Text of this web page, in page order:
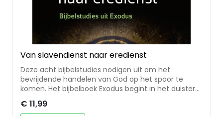
Van slavendienst naar eredienst
Deze acht bijbelstudies nodigen uit om het
bevrijdende handelen van God op het spoor te
komen. Het bijbelboek Exodus begint in het duistere
heerlijkheid van de HEERE die de tabernakel vult. Dat
€ 11,99